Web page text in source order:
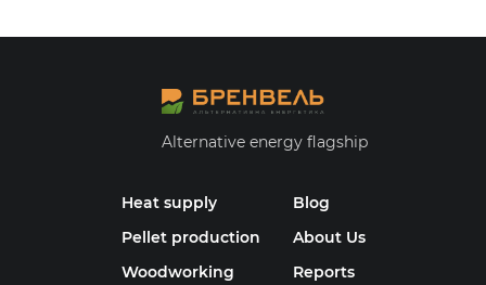
Alternative energy flagship
Heat supply
Pellet production
Woodworking
Blog
About Us
Reports